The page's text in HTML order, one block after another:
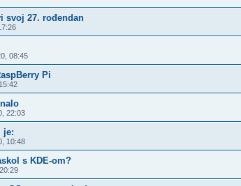
svoj 27. rođendan
08:45
Pi
22:03
je:
10:48
s KDE-om?